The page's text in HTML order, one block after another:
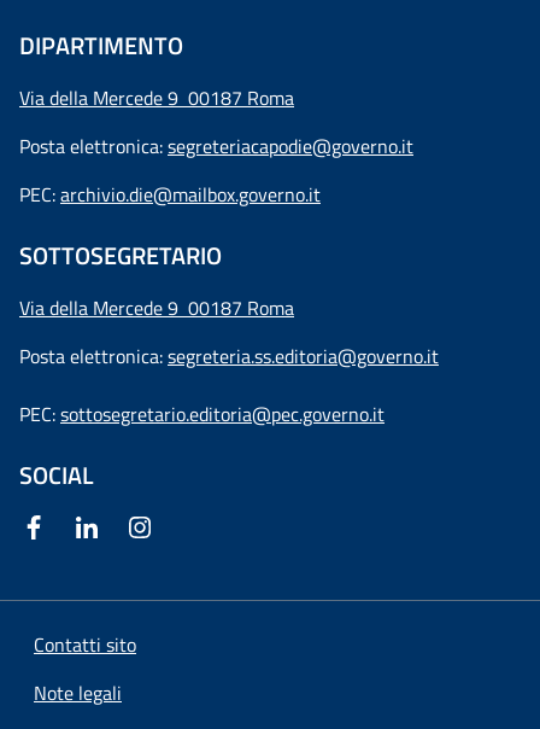
DIPARTIMENTO
Via della Mercede 9 00187 Roma
Posta elettronica:segreteriacapodie@governo.it
PEC:archivio.die@mailbox.governo.it
SOTTOSEGRETARIO
Via della Mercede 9 00187 Roma
Posta elettronica:segreteria.ss.editoria@governo.it
PEC:sottosegretario.editoria@pec.governo.it
SOCIAL
Contatti sito
Note legali